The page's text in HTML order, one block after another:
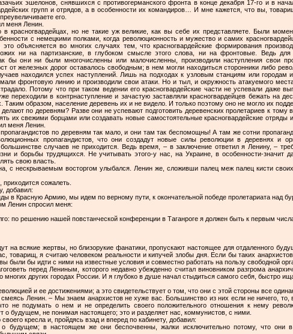
эшелонов, снявшихся с противогерманского фронта в конце декабря 17-го и в
групп и отрядов, а в особенности их командиров… И мне кажется, что вы,
его.
меня Ленин.
красногвардейцах, но не такие уж великие, как вы себе их представляете. Были
с немецкими полками, когда революционность и мужество и самих
объясняется во многих случаях тем, что красногвардейские формирования
ни на партизанские, в глубоком смысле этого слова, ни на фронтовые. Ведь
бы они ни были многочисленны или малочисленны, производили наступления свои
от железных дорог оставалось свободным; в нем могли находиться сторонники либо
находился успех наступлений. Лишь на подходах к узловым станциям или
фронтовую линию и производили свои атаки. Но и тыл, и окружность атакуемого
Потому что при таком ведении его красногвардейские части не успевали даже
переходили в контрнаступление и зачастую заставляли красногвардейцев бежать на
образом, население деревень их и не видело. И только поэтому оно не могло их
по деревням? Разве они не успевают подготовить деревенских пролетариев к тому
их свежими борцами или создавать новые самостоятельные красногвардейские отряды
меня Ленин.
по деревням так мало, и они там так беспомощны! А там же сотни
пропагандистов, что они создадут новые силы революции в деревнях и
случаев не приходится. Ведь время, – в заключение ответил я Ленину, –
и борьбы трудящихся. Не учитывать этого-у нас, на Украине, в особенности-значит
свою власть.
с нескрываемым восторгом улыбался. Ленин же, сложивши палец меж палец кисти
сожалеть.
добавил:
в Красную Армию, мы идем по верному пути, к окончательной победе пролетариата над
Ленин спросил меня:
по решению нашей повстанческой конференции в Таганроге я должен быть к первым
на всякие жертвы, но близорукие фанатики, пропускают настоящее для отдаленного
товарищ, я считаю человеком реальности и кипучей злобы дня. Если бы таких
были бы идти с ними на известные условия и совместно работать на пользу свободной
перед Лениным, которого недавно убежденно считал виновником разгрома
многих других городах России. И я глубоко в душе начал стыдиться самого себя, быстро
и ее достижениями; а это свидетельствует о том, что они с этой стороны все
смеясь Ленин. – Мы знаем анархистов не хуже вас. Большинство из них если не ничего,
не подумать о нем и не определить своего положительного отношения к нему
будущем, не понимая настоящего; это и разделяет нас, коммунистов, с ними.
кресла и, пройдясь взад и вперед по кабинету, добавил:
в настоящем же они беспочвенны, жалки исключительно потому, что они в